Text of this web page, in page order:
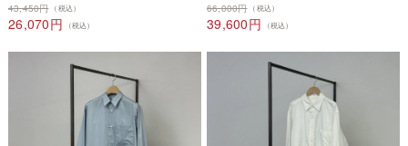
43,450円 （税込）
26,070円 （税込）
66,000円 （税込）
39,600円 （税込）